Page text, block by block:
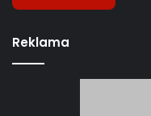
Reklama